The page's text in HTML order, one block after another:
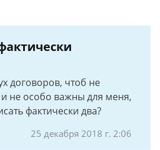
договоров, чтоб не
не особо важны для меня,
фактически два?
25 декабря 2018 г. 2:06